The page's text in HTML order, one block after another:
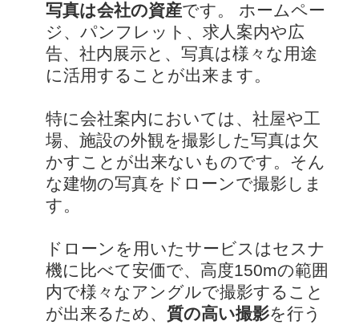
写真は会社の資産です。 ホームペー
ジ、パンフレット、求人案内や広
告、社内展示と、写真は様々な用途
に活用することが出来ます。
特に会社案内においては、社屋や工
場、施設の外観を撮影した写真は欠
かすことが出来ないものです。そん
な建物の写真をドローンで撮影しま
す。
ドローンを用いたサービスはセスナ
機に比べて安価で、高度150mの範囲
内で様々なアングルで撮影すること
が出来るため、 質の高い撮影を行う